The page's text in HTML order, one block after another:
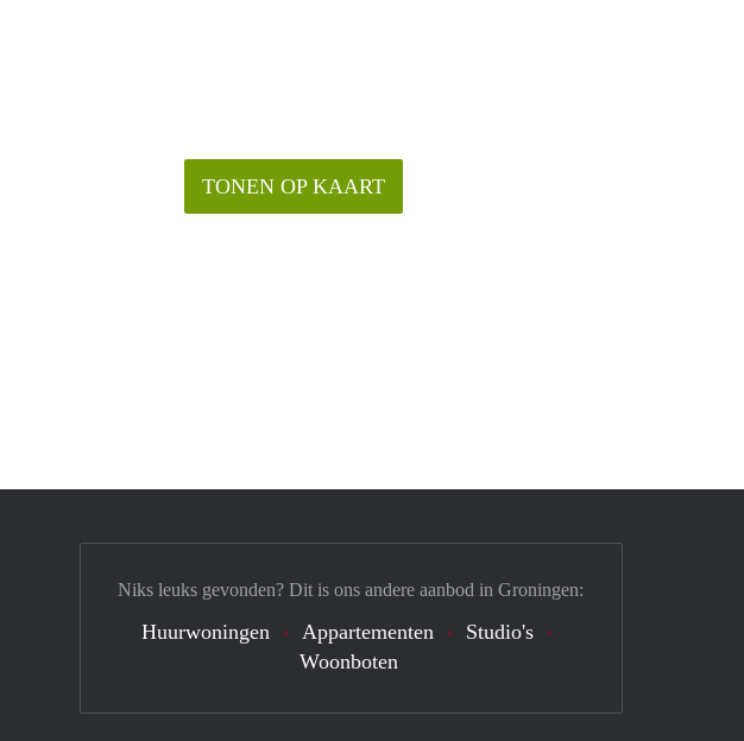
TONEN OP KAART
Niks leuks gevonden? Dit is ons andere aanbod in Groningen:
Huurwoningen Appartementen
Studio's
Woonboten